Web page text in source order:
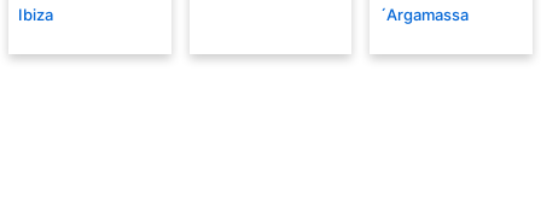
Ibiza
´Argamassa